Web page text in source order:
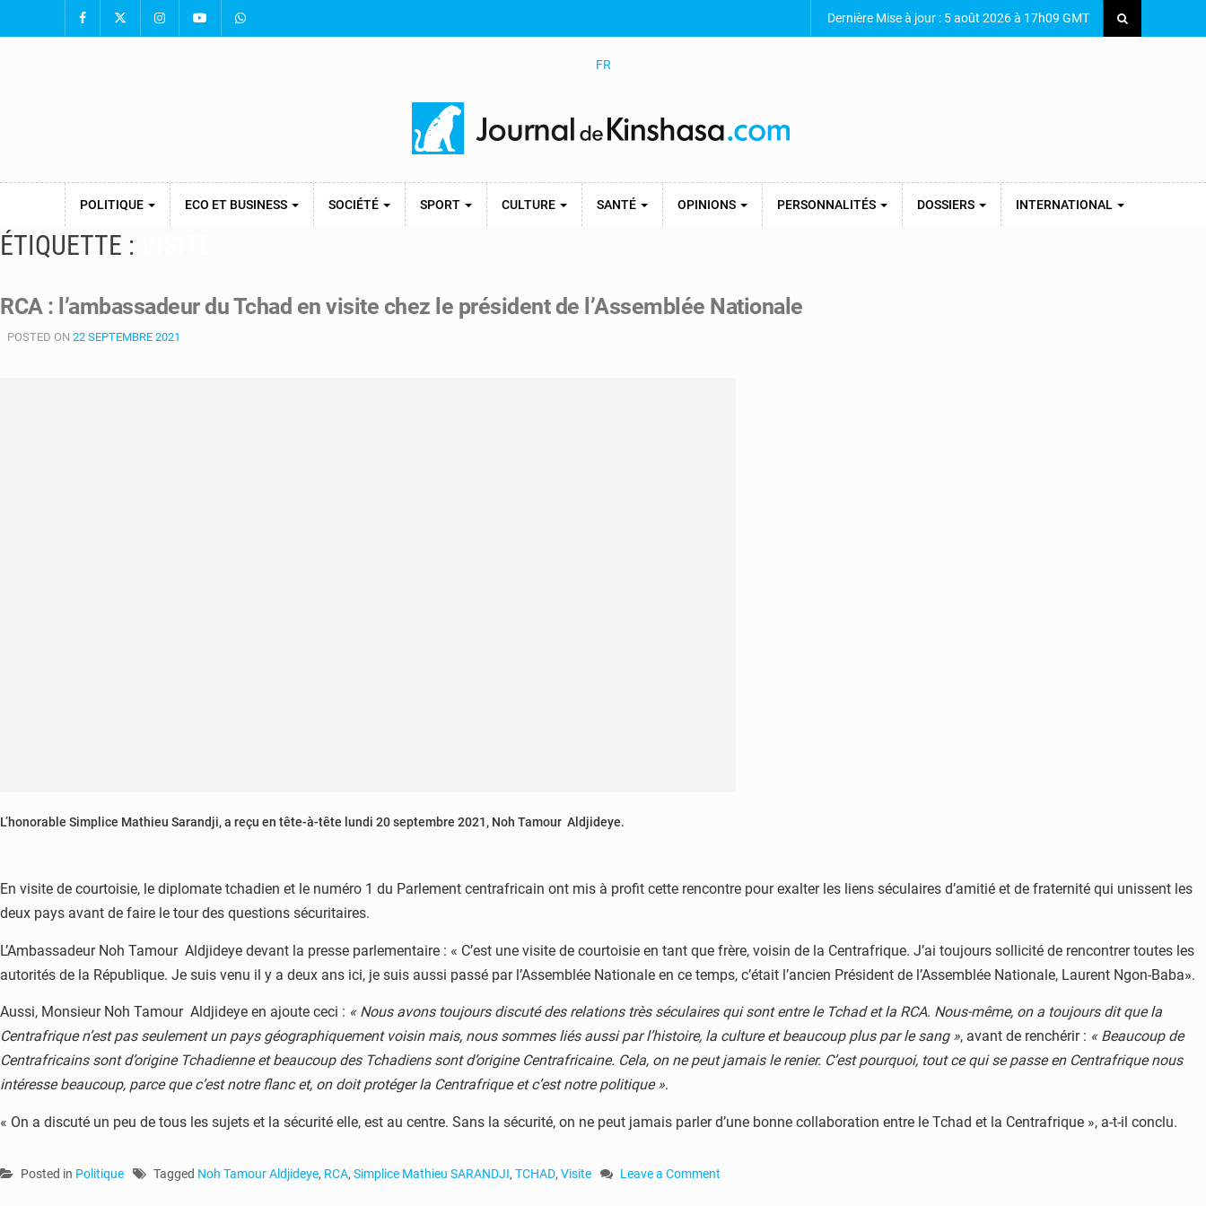
Dernière Mise à jour : 5 août 2026 à 17h09 GMT
FR
POLITIQUE ECO ET BUSINESS SOCIÉTÉ SPORT CULTURE SANTÉ OPINIONS PERSONNALITÉS DOSSIERS INTERNATIONAL
ÉTIQUETTE :
RCA : l’ambassadeur du Tchad en visite chez le président de l’Assemblée Nationale
POSTED ON 22 SEPTEMBRE 2021
L’honorable Simplice Mathieu Sarandji, a reçu en tête-à-tête lundi 20 septembre 2021, Noh Tamour Aldjideye.
En visite de courtoisie, le diplomate tchadien et le numéro 1 du Parlement centrafricain ont mis à profit cette rencontre pour exalter les liens séculaires d’amitié et de fraternité qui unissent les
deux pays avant de faire le tour des questions sécuritaires.
L’Ambassadeur Noh Tamour Aldjideye devant la presse parlementaire : « C’est une visite de courtoisie en tant que frère, voisin de la Centrafrique. J’ai toujours sollicité de rencontrer toutes les
autorités de la République. Je suis venu il y a deux ans ici, je suis aussi passé par l’Assemblée Nationale en ce temps, c’était l’ancien Président de l’Assemblée Nationale, Laurent Ngon-Baba».
Aussi, Monsieur Noh Tamour Aldjideye en ajoute ceci : « Nous avons toujours discuté des relations très séculaires qui sont entre le Tchad et la RCA. Nous-même, on a toujours dit que la
Centrafrique n’est pas seulement un pays géographiquement voisin mais, nous sommes liés aussi par l’histoire, la culture et beaucoup plus par le sang », avant de renchérir : « Beaucoup de
Centrafricains sont d’origine Tchadienne et beaucoup des Tchadiens sont d’origine Centrafricaine. Cela, on ne peut jamais le renier. C’est pourquoi, tout ce qui se passe en Centrafrique nous
intéresse beaucoup, parce que c’est notre flanc et, on doit protéger la Centrafrique et c’est notre politique ».
« On a discuté un peu de tous les sujets et la sécurité elle, est au centre. Sans la sécurité, on ne peut jamais parler d’une bonne collaboration entre le Tchad et la Centrafrique », a-t-il conclu.
Posted in Politique Tagged Noh Tamour Aldjideye, RCA, Simplice Mathieu SARANDJI, TCHAD, Visite
Leave a Comment